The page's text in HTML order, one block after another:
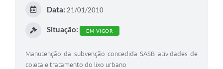
Data: 21/01/2010
Situação: EM VIGOR
Manutenção da subvenção concedida SASB atividades de
coleta e tratamento do lixo urbano